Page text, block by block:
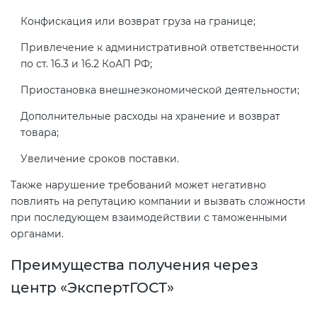
Конфискация или возврат груза на границе;
Привлечение к административной ответственности
по ст. 16.3 и 16.2 КоАП РФ;
Приостановка внешнеэкономической деятельности;
Дополнительные расходы на хранение и возврат
товара;
Увеличение сроков поставки.
Также нарушение требований может негативно
повлиять на репутацию компании и вызвать сложности
при последующем взаимодействии с таможенными
органами.
Преимущества получения через
центр «ЭкспертГОСТ»